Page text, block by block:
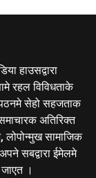
हाउसद्वारा
रहल विविधताके
सेहो सहजताक
अतिरिक्त
लोपोन्मुख सामाजिक
सबद्वारा ईमेलमे
।